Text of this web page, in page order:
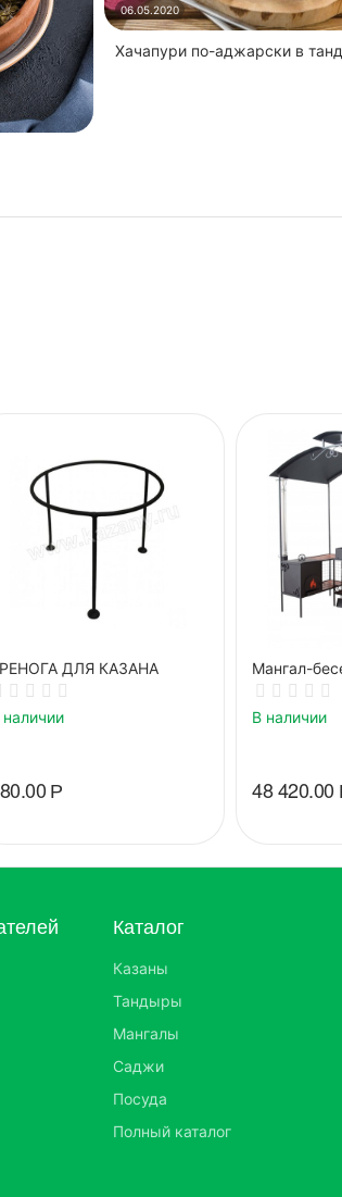
06.05.2020
Хачапури по-аджарски в
ДЛЯ КАЗАНА
наличии
Р
Мангал-
В наличии
48 420.00
Каталог
Казаны
Тандыры
Мангалы
Саджи
Посуда
Полный каталог